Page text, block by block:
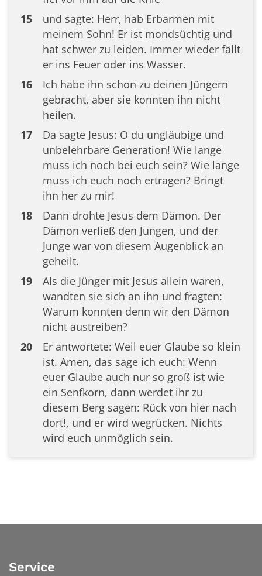
15
und sagte: Herr, hab Erbarmen mit
meinem Sohn! Er ist mondsüchtig und
hat schwer zu leiden. Immer wieder fällt
er ins Feuer oder ins Wasser.
16
Ich habe ihn schon zu deinen Jüngern
gebracht, aber sie konnten ihn nicht
heilen.
17
Da sagte Jesus: O du ungläubige und
unbelehrbare Generation! Wie lange
muss ich noch bei euch sein? Wie lange
muss ich euch noch ertragen? Bringt
ihn her zu mir!
18
Dann drohte Jesus dem Dämon. Der
Dämon verließ den Jungen, und der
Junge war von diesem Augenblick an
geheilt.
19
Als die Jünger mit Jesus allein waren,
wandten sie sich an ihn und fragten:
Warum konnten denn wir den Dämon
nicht austreiben?
20
Er antwortete: Weil euer Glaube so klein
ist. Amen, das sage ich euch: Wenn
euer Glaube auch nur so groß ist wie
ein Senfkorn, dann werdet ihr zu
diesem Berg sagen: Rück von hier nach
dort!, und er wird wegrücken. Nichts
wird euch unmöglich sein.
Service